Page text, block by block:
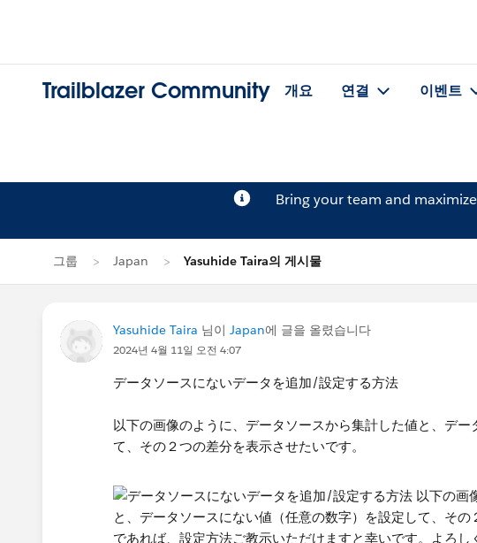
Trailblazer Community 개요 연결 이벤트
Bring your team and
그룹 Japan Yasuhide Taira의 게시물
Yasuhide Taira 님이 Japan에 글을 올렸습니다
2024년 4월 11일 오전 4:07
データソースにないデータを追加/設定する方法
以下の画像のように、データソースから集計した値と、デ
て、その２つの差分を表示させたいです。